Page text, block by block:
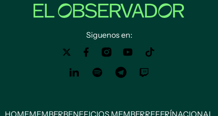
Siguenos en:
HOMEMEMBERBENEFICIOS MEMBERREFERÍNACIONAL